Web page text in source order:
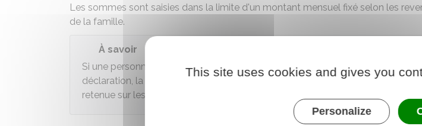
Les sommes sont saisies dans la limite d'un montant mensuel fixé selon les
de la famille.
À savoir
Si une personne obtient une prestation familiale après avoir fraudé ou fait une
déclaration, la
(ouMSA
) peut
retenue sur les versements à venir d'une autre prestation familiale.
This site uses cookies and gives you
Personalize